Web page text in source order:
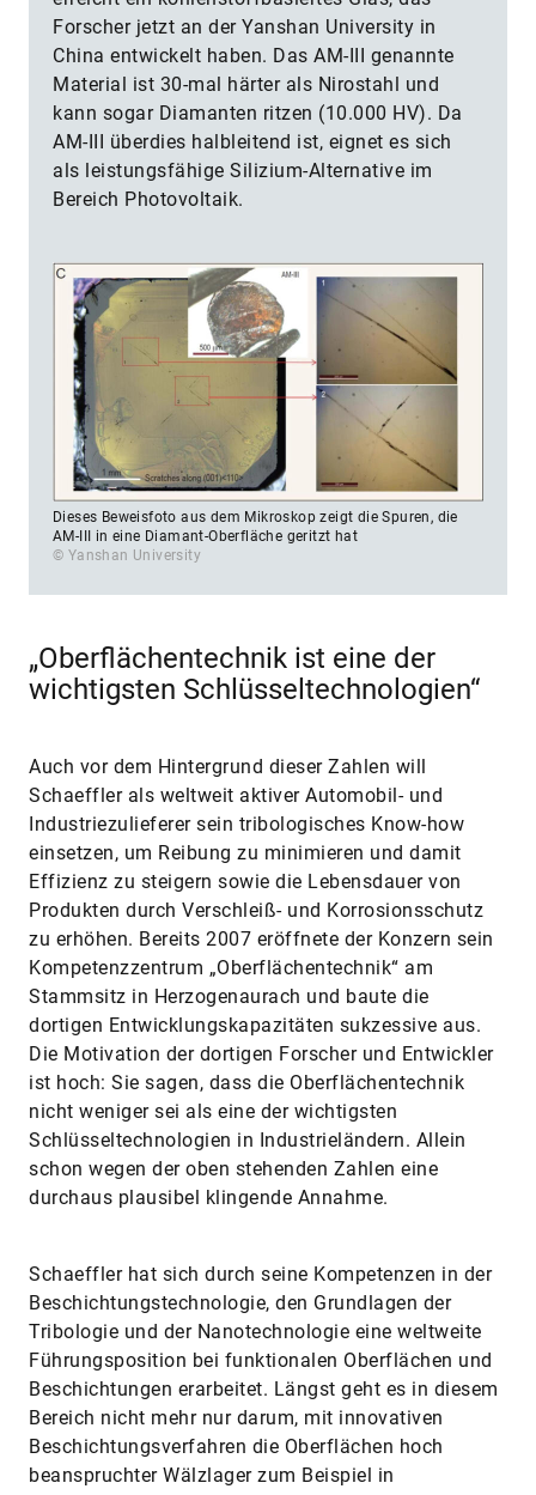
Forscher jetzt an der Yanshan University in
China entwickelt haben. Das AM-III genannte
Material ist 30-mal härter als Nirostahl und
kann sogar Diamanten ritzen (10.000 HV). Da
AM-III überdies halbleitend ist, eignet es sich
als leistungsfähige Silizium-Alternative im
Bereich Photovoltaik.
Dieses Beweisfoto aus dem Mikroskop zeigt die Spuren, die
AM-III in eine Diamant-Oberfläche geritzt hat
© Yanshan University
„Oberflächentechnik ist eine der
wichtigsten Schlüsseltechnologien“
Auch vor dem Hintergrund dieser Zahlen will
Schaeff­ler als weltweit aktiver Automobil- und
Industriezulieferer sein tribologisches Know-how
einsetzen, um Reibung zu minimieren und damit
Effizienz zu steigern sowie die Lebensdauer von
Produkten durch Verschleiß- und Korrosionsschutz
zu erhöhen. Bereits 2007 eröffnete der Konzern sein
Kompetenzzentrum „Oberflächentechnik“ am
Stammsitz in Herzogenaurach und baute die
dortigen Entwicklungskapazitäten sukzessive aus.
Die Motivation der dortigen Forscher und Entwickler
ist hoch: Sie sagen, dass die Oberflächentechnik
nicht weniger sei als eine der wichtigsten
Schlüsseltechnologien in Industrieländern. Allein
schon wegen der oben stehenden Zahlen eine
durchaus plausibel klingende Annahme.
Schaeffler hat sich durch seine Kompetenzen in der
Beschichtungstechnologie, den Grundlagen der
Tribologie und der Nanotechnologie eine weltweite
Führungsposition bei funktionalen Oberflächen und
Beschichtungen erarbeitet. Längst geht es in diesem
Bereich nicht mehr nur darum, mit innovativen
Beschichtungsverfahren die Oberflächen hoch
beanspruchter Wälzlager zum Beispiel in